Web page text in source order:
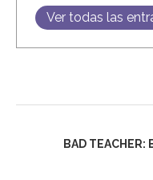
Ver todas las
BAD TEACHER: